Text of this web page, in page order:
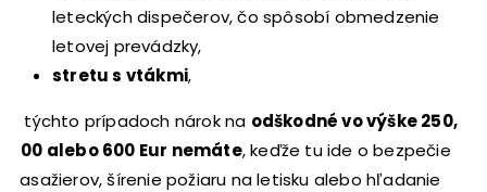
leteckých dispečerov, čo spôsobí obmedzenie
letovej prevádzky,
stretu s vtákmi,
V týchto prípadoch nárok na odškodné vo výške 250,
400 alebo 600 Eur nemáte, keďže tu ide o bezpečie
pasažierov, šírenie požiaru na letisku alebo hľadanie